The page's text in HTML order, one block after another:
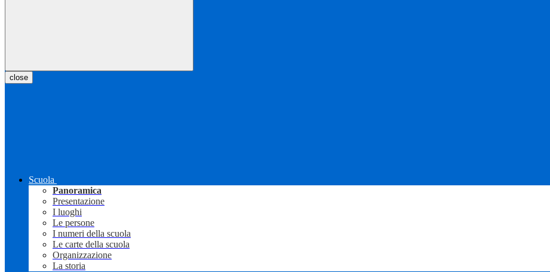
close
Scuola
Panoramica
Presentazione
I luoghi
Le persone
I numeri della scuola
Le carte della scuola
Organizzazione
La storia